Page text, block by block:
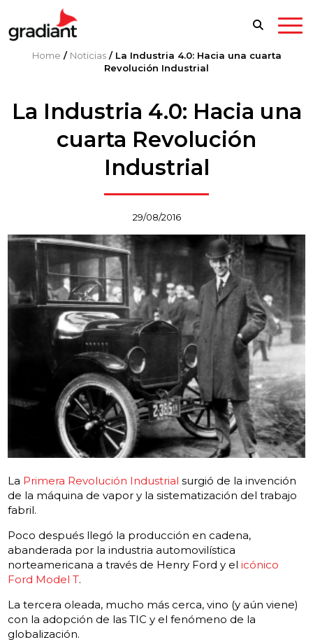
Home / Noticias/ La Industria 4.0: Hacia una cuarta
Revolución Industrial
La Industria 4.0: Hacia una
cuarta Revolución
Industrial
29/08/2016
La Primera Revolución Industrial surgió de la invención
de la máquina de vapor y la sistematización del trabajo
fabril.
Poco después llegó la producción en cadena,
abanderada por la industria automovilística
norteamericana a través de Henry Ford y elicónico
Ford Model T.
La tercera oleada, mucho más cerca, vino (y aún viene)
con la adopción de las TIC y el fenómeno de la
globalización.